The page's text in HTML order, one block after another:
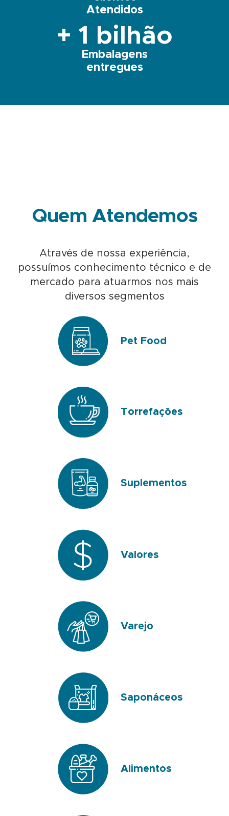
Atendidos
+ 1 bilhão
Embalagens
entregues
Quem Atendemos
Através de nossa experiência,
possuímos conhecimento técnico e de
mercado para atuarmos nos mais
diversos segmentos
Pet Food
Torrefações
Suplementos
Valores
Varejo
Saponáceos
Alimentos